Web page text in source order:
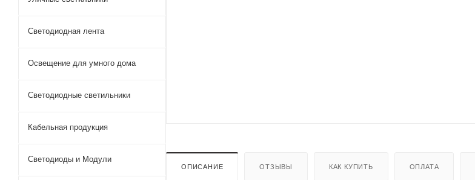
ОПИСАНИЕ ОТЗЫВЫ КАК КУПИТЬ ОПЛАТА
Светодиодная лента
Освещение для умного дома
Светодиодные светильники
Кабельная продукция
Светодиоды и Модули